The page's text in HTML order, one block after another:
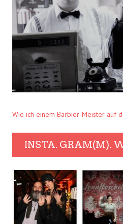
Wie ich einem Barbier-Meister auf
INSTA. GRAM(M).